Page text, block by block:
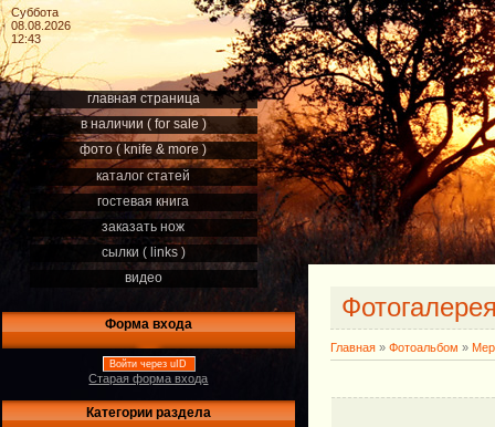
Суббота
08.08.2026
12:43
главная страница
в наличии ( for sale )
фото ( knife & more )
каталог статей
гостевая книга
заказать нож
сылки ( links )
видео
Форма входа
Войти через uID
Старая форма входа
Категории раздела
Главная » Фотоальбом »